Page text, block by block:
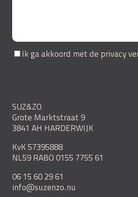
Ik ga akkoord met de privacy
SUZ&ZO
Grote Marktstraat 9
3841 AH HARDERWIJK
KvK 57395888
NL59 RABO 0155 7755 61
06 15 60 29 61
info@suzenzo.nu